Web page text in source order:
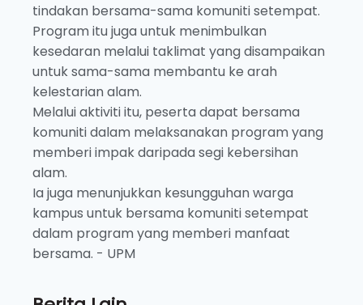
tindakan bersama-sama komuniti setempat.
Program itu juga untuk menimbulkan
kesedaran melalui taklimat yang disampaikan
untuk sama-sama membantu ke arah
kelestarian alam.
Melalui aktiviti itu, peserta dapat bersama
komuniti dalam melaksanakan program yang
memberi impak daripada segi kebersihan
alam.
Ia juga menunjukkan kesungguhan warga
kampus untuk bersama komuniti setempat
dalam program yang memberi manfaat
bersama. - UPM